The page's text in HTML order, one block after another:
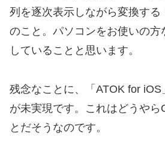
列を逐次表示しながら変換する
のこと。パソコンをお使いの方
していることと思います。
残念なことに、「ATOK for
が未実現です。これはどうやら
とだそうなのです。